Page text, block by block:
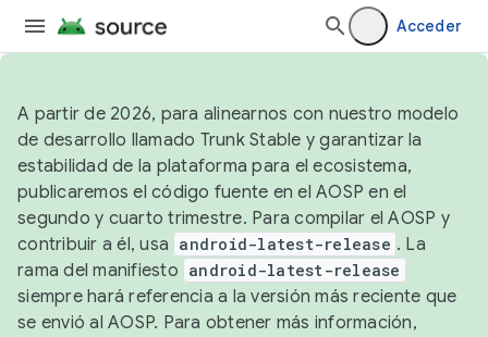
Acceder
A partir de 2026, para alinearnos con nuestro modelo
de desarrollo llamado Trunk Stable y garantizar la
estabilidad de la plataforma para el ecosistema,
publicaremos el código fuente en el AOSP en el
segundo y cuarto trimestre. Para compilar el AOSP y
contribuir a él, usa android-latest-release . La
rama del manifiesto android-latest-release
siempre hará referencia a la versión más reciente que
se envió al AOSP. Para obtener más información,